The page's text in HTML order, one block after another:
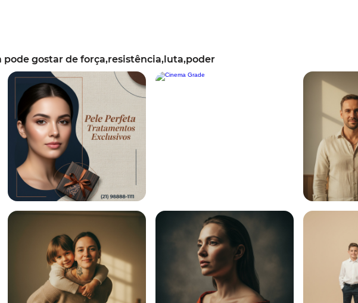
pode gostar de força,resistência,luta,poder